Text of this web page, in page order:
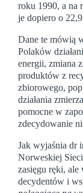
roku 1990, a na
je dopiero o
Dane te mówią
Polaków
energii, zmiana
produktów z
zbiorowego,
działania
pomocne w
zdecydowanie
Jak wyjaśnia dr
Norweskiej
zasięgu ręki, ale
decydentów i